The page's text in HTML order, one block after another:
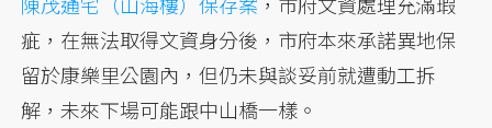
疵，在無法取得文資身分後，市府本來承諾異地保
留於康樂里公園內，但仍未與談妥前就遭動工拆
解，未來下場可能跟中山橋一樣。